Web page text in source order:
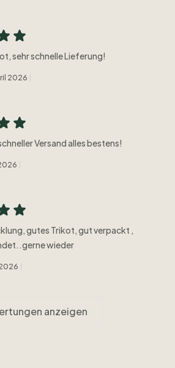
sehr schnelle Lieferung!
2026
Versand alles bestens!
gutes Trikot, gut verpackt ,
wieder
anzeigen